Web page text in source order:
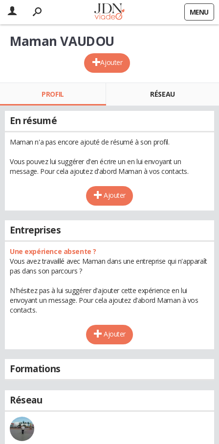
MENU
Ajouter
Maman VAUDOU
PROFIL RÉSEAU
En résumé
Maman n'a pas encore ajouté de résumé à son profil.
Vous pouvez lui suggérer d'en écrire un en lui envoyant un
message. Pour cela ajoutez d'abord Maman à vos contacts.
Ajouter
Entreprises
Une expérience absente ?
Vous avez travaillé avec Maman dans une entreprise qui n'apparaît
pas dans son parcours ?
N'hésitez pas à lui suggérer d'ajouter cette expérience en lui
envoyant un message. Pour cela ajoutez d'abord Maman à vos
contacts.
Ajouter
Formations
Réseau